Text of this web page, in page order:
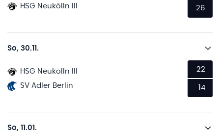
HSG Neukölln III
26
So, 30.11.
HSG Neukölln III
SV Adler Berlin
22
14
So, 11.01.